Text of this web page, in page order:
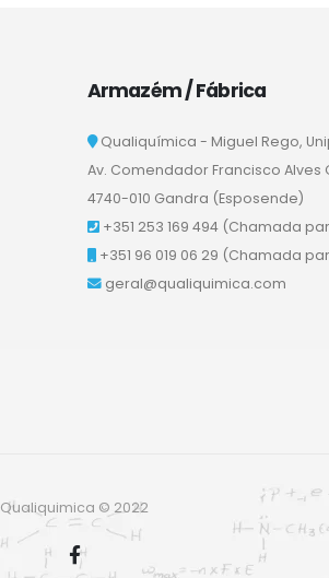
Armazém / Fábrica
Qualiquímica - Miguel Rego,
Av. Comendador Francisco Alves
4740-010 Gandra (Esposende)
+351 253 169 494 (Chamada
+351 96 019 06 29 (Chamada
geral@qualiquimica.com
Qualiquimica © 2022